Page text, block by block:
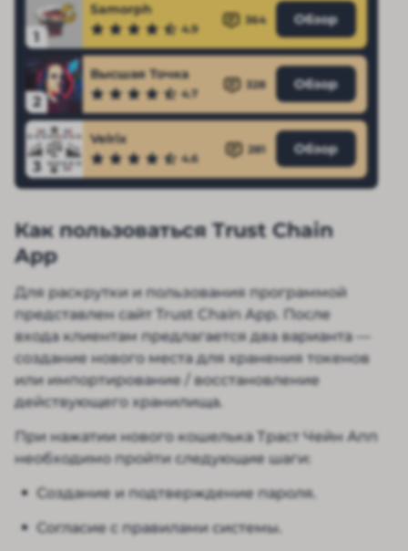
1
Samorph
4.9
364 Обзор
2
Высшая Точка
4.7
328 Обзор
3
Velrix
4.6
281 Обзор
Как пользоваться Trust Chain
App
Для раскрутки и пользования программой
представлен сайт Trust Chain App. После
входа клиентам предлагается два варианта —
создание нового места для хранения токенов
или импортирование / восстановление
действующего хранилища.
При нажатии нового кошелька Траст Чейн Апп
необходимо пройти следующие шаги:
Создание и подтверждение пароля.
Согласие с правилами системы.